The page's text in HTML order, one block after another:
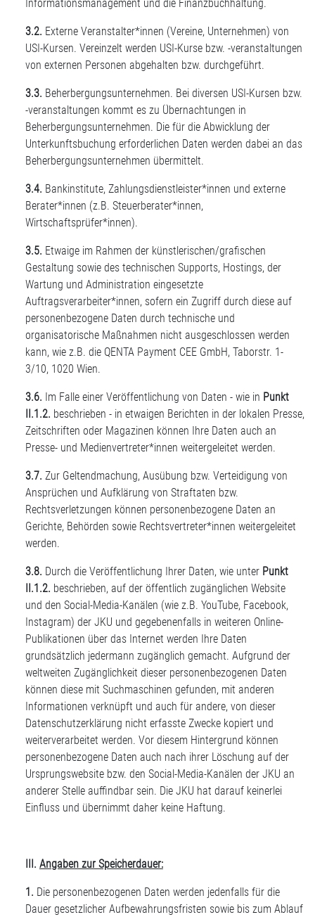
Informationsmanagement und die Finanzbuchhaltung.
3.2. Externe Veranstalter*innen (Vereine, Unternehmen) von
USI-Kursen. Vereinzelt werden USI-Kurse bzw. -veranstaltungen
von externen Personen abgehalten bzw. durchgeführt.
3.3. Beherbergungsunternehmen. Bei diversen USI-Kursen bzw.
-veranstaltungen kommt es zu Übernachtungen in
Beherbergungsunternehmen. Die für die Abwicklung der
Unterkunftsbuchung erforderlichen Daten werden dabei an das
Beherbergungsunternehmen übermittelt.
3.4. Bankinstitute, Zahlungsdienstleister*innen und externe
Berater*innen (z.B. Steuerberater*innen,
Wirtschaftsprüfer*innen).
3.5. Etwaige im Rahmen der künstlerischen/grafischen
Gestaltung sowie des technischen Supports, Hostings, der
Wartung und Administration eingesetzte
Auftragsverarbeiter*innen, sofern ein Zugriff durch diese auf
personenbezogene Daten durch technische und
organisatorische Maßnahmen nicht ausgeschlossen werden
kann, wie z.B. die QENTA Payment CEE GmbH, Taborstr. 1-
3/10, 1020 Wien.
3.6. Im Falle einer Veröffentlichung von Daten - wie in Punkt
II.1.2. beschrieben - in etwaigen Berichten in der lokalen Presse,
Zeitschriften oder Magazinen können Ihre Daten auch an
Presse- und Medienvertreter*innen weitergeleitet werden.
3.7. Zur Geltendmachung, Ausübung bzw. Verteidigung von
Ansprüchen und Aufklärung von Straftaten bzw.
Rechtsverletzungen können personenbezogene Daten an
Gerichte, Behörden sowie Rechtsvertreter*innen weitergeleitet
werden.
3.8. Durch die Veröffentlichung Ihrer Daten, wie unter Punkt
II.1.2. beschrieben, auf der öffentlich zugänglichen Website
und den Social-Media-Kanälen (wie z.B. YouTube, Facebook,
Instagram) der JKU und gegebenenfalls in weiteren Online-
Publikationen über das Internet werden Ihre Daten
grundsätzlich jedermann zugänglich gemacht. Aufgrund der
weltweiten Zugänglichkeit dieser personenbezogenen Daten
können diese mit Suchmaschinen gefunden, mit anderen
Informationen verknüpft und auch für andere, von dieser
Datenschutzerklärung nicht erfasste Zwecke kopiert und
weiterverarbeitet werden. Vor diesem Hintergrund können
personenbezogene Daten auch nach ihrer Löschung auf der
Ursprungswebsite bzw. den Social-Media-Kanälen der JKU an
anderer Stelle auffindbar sein. Die JKU hat darauf keinerlei
Einfluss und übernimmt daher keine Haftung.
III. Angaben zur Speicherdauer:
1. Die personenbezogenen Daten werden jedenfalls für die
Dauer gesetzlicher Aufbewahrungsfristen sowie bis zum Ablauf